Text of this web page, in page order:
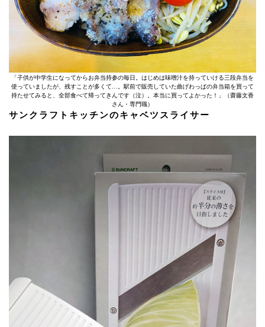
「子供が中学生になってからお弁当持参の毎日。はじめは味噌汁を持っていける三段弁当を
使っていましたが、残すことが多くて…。駅前で販売していた曲げわっぱの弁当箱を買って
持たせてみると、全部食べて帰ってきんです（泣）。本当に買ってよかった！」（齋藤文香
さん・専門職）
サンクラフトキッチンのキャベツスライサー